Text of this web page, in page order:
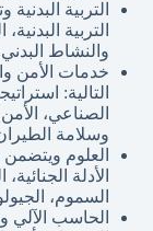
التربية
التربية
والنشاط
خدمات الأمن
التالية:
الصناعي،
وسلامة
العلوم
الأدلة
السموم،
الحاسب الآلي